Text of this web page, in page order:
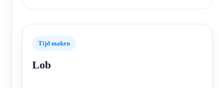
Tijd maken
Lob